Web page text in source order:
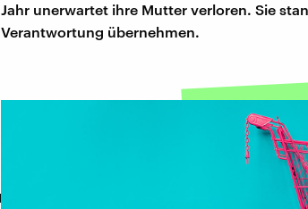
Jahr unerwartet ihre Mutter verloren. Sie
Verantwortung übernehmen.